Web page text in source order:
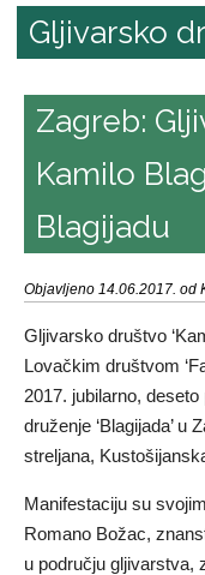
Gljivarsko
Zagreb:
Kamilo
Blagijadu
Objavljeno 14.06.2017. od
Gljivarsko društvo
Lovačkim društvom
2017. jubilarno,
druženje ‘Blagijada’ u
streljana,
Manifestaciju su
Romano Božac,
u području gljivarstva,